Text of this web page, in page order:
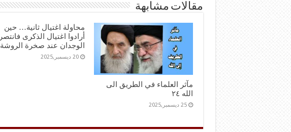
مقالات مشابهة
مآثر العلماء في الطريق الى
الله ٢٤
25 ديسمبر,2025
محاولة اغتيال ثانية… حين
أرادوا اغتيال الذكرى فانتصر
الوجدان عند صخرة الروشة
20 ديسمبر,2025